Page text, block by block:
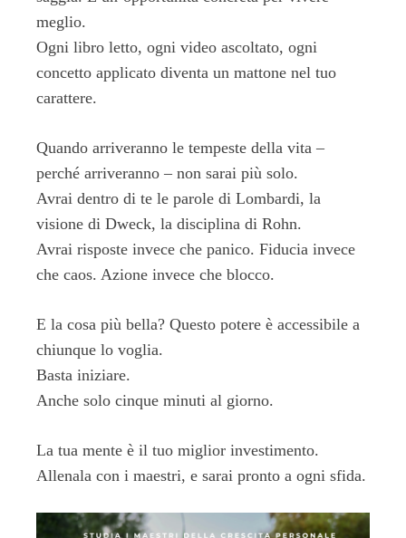
meglio.
Ogni libro letto, ogni video ascoltato, ogni
concetto applicato diventa un mattone nel tuo
carattere.
Quando arriveranno le tempeste della vita –
perché arriveranno – non sarai più solo.
Avrai dentro di te le parole di Lombardi, la
visione di Dweck, la disciplina di Rohn.
Avrai risposte invece che panico. Fiducia invece
che caos. Azione invece che blocco.
E la cosa più bella? Questo potere è accessibile a
chiunque lo voglia.
Basta iniziare.
Anche solo cinque minuti al giorno.
La tua mente è il tuo miglior investimento.
Allenala con i maestri, e sarai pronto a ogni sfida.